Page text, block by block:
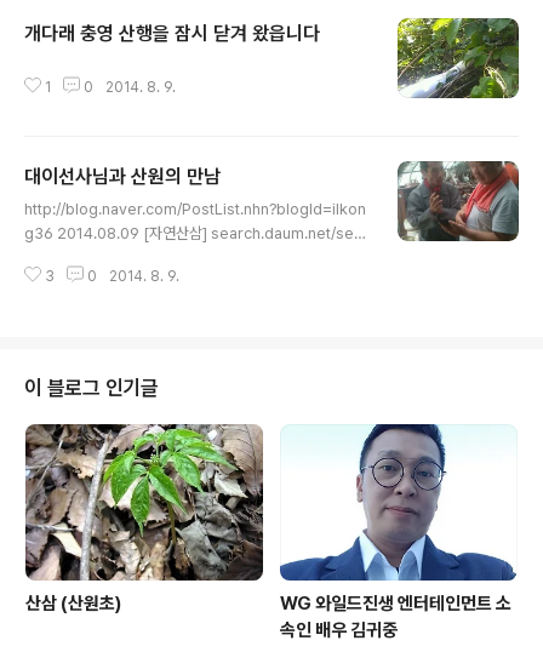
개다래 충영 산행을 잠시 닫겨 왔읍니다
1 0 2014. 8. 9.
대이선사님과 산원의 만남
http://blog.naver.com/PostList.nhn?blogId=ilkon
g36 2014.08.09 [자연산삼] search.daum.net/sear
m.search.naver.com/search.naver?where=m_..
2014.08.09 www.sanwoncho.or.kr/ 2014.08.09
[삼성] search.daum.net/search?w=blog&nil_sear
ch=btn.. 2014.08...
3 0 2014. 8. 9.
이 블로그 인기글
산삼 (산원초)
WG 와일드진생 엔터테인먼트 소
속인 배우 김귀중